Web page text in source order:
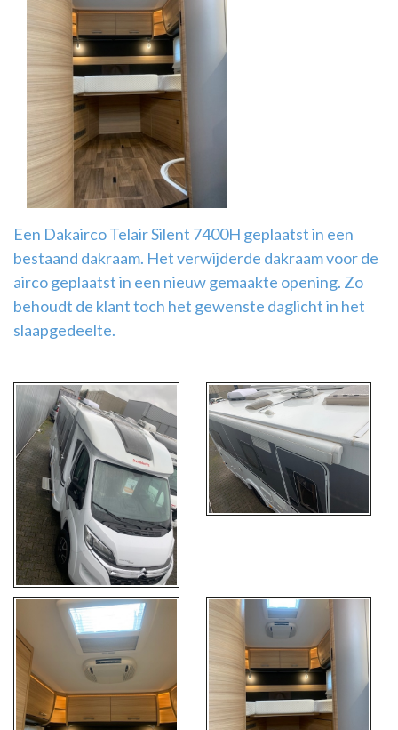
montage
Een Dakairco Telair Silent 7400H geplaatst in een
bestaand dakraam. Het verwijderde dakraam voor de
airco geplaatst in een nieuw gemaakte opening. Zo
behoudt de klant toch het gewenste daglicht in het
slaapgedeelte.